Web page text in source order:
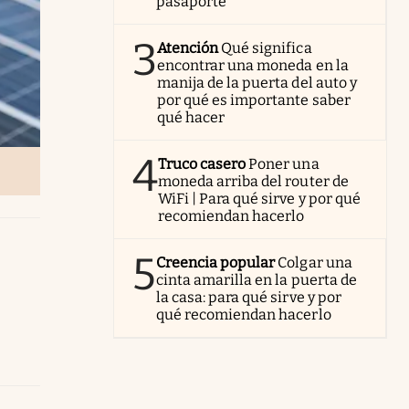
3AtenciónQué significa
encontrar una moneda en la
manija de la puerta del auto y
por qué es importante saber
qué hacer
4Truco caseroPoner una
moneda arriba del router de
WiFi | Para qué sirve y por qué
recomiendan hacerlo
5Creencia popularColgar una
cinta amarilla en la puerta de
la casa: para qué sirve y por
qué recomiendan hacerlo